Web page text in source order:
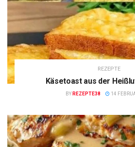
REZEPTE
Käsetoast aus der
BY REZEPTE38 14